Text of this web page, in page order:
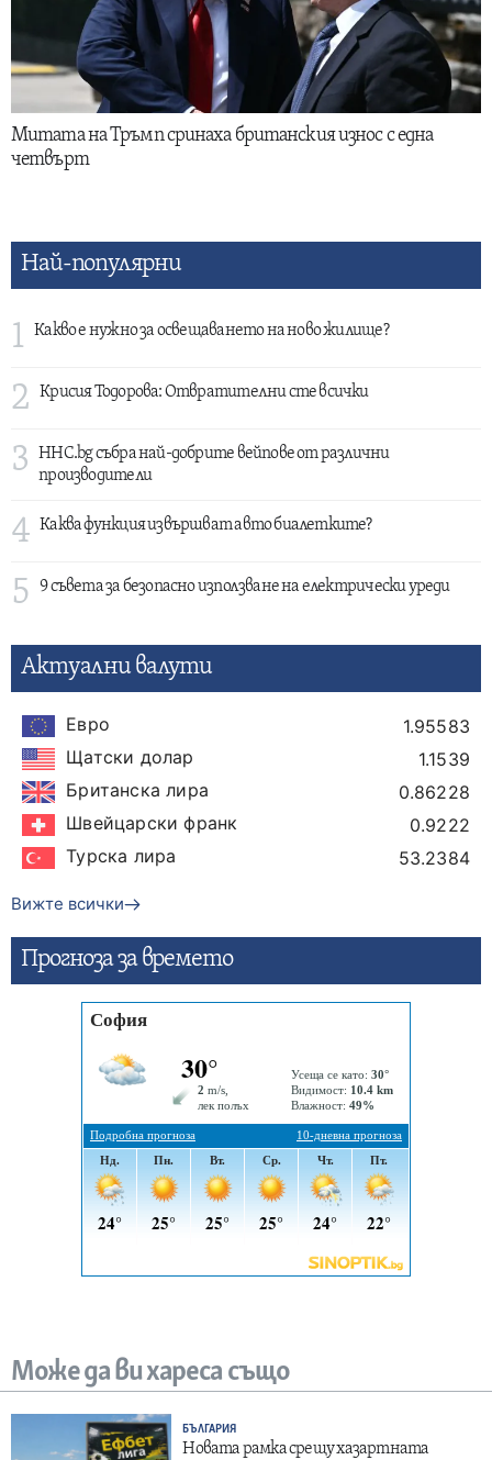
Митата на Тръмп сринаха британския износ с една
четвърт
Най-популярни
1 Какво е нужно за освещаването на ново жилище?
2 Крисия Тодорова: Отвратителни сте всички
3
HHC.bg събра най-добрите вейпове от различни
производители
4 Каква функция извършват авто биалетките?
5 9 съвета за безопасно използване на електрически уреди
Актуални валути
Евро
1.95583
Щатски долар
1.1539
Британска лира
0.86228
Швейцарски франк
0.9222
Турска лира
53.2384
Вижте всички
Прогнозa за времето
Може да ви хареса също
БЪЛГАРИЯ
Новата рамка срещу хазартната